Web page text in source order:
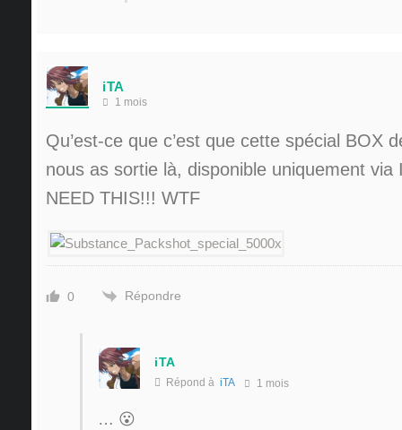
iTA
1 mois
Qu’est-ce que c’est que cette spécial BOX
nous as sortie là, disponible uniquement
NEED THIS!!! WTF
0 Répondre
iTA
Répond à iTA 1 mois
… 😮